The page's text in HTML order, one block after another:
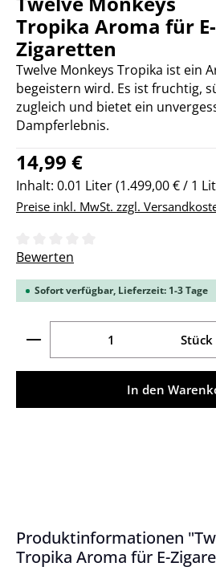
Tropika Aroma für E-
Zigaretten
Twelve Monkeys Tropika ist ein
begeistern wird. Es ist fruchtig,
zugleich und bietet ein
Dampferlebnis.
Regulärer Preis:
14,99 €
Inhalt: 0.01 Liter(1.499,00 € / 1
Preise inkl. MwSt. zzgl.
Durchschnittliche Bewertung von
Bewerten
Sofort verfügbar, Lieferzeit: 1-3 Tage
Produkt Anzahl: Gib denStück
In den
Produktinformationen
Tropika Aroma für E-